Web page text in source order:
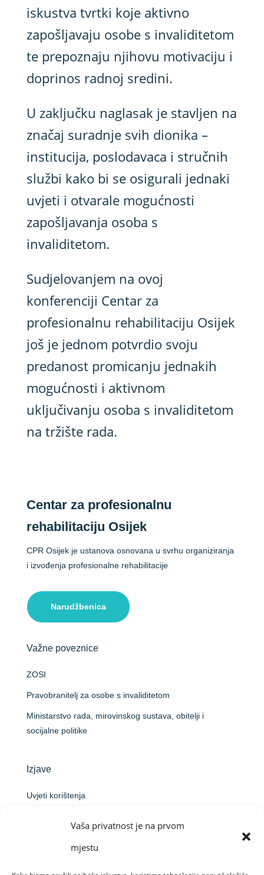
Vaša privatnost je na prvom
mjestu
iskustva tvrtki koje aktivno
zapošljavaju osobe s invaliditetom
te prepoznaju njihovu motivaciju i
doprinos radnoj sredini.
U zaključku naglasak je stavljen na
značaj suradnje svih dionika –
institucija, poslodavaca i stručnih
službi kako bi se osigurali jednaki
uvjeti i otvarale mogućnosti
zapošljavanja osoba s
invaliditetom.
Sudjelovanjem na ovoj
konferenciji Centar za
profesionalnu rehabilitaciju Osijek
još je jednom potvrdio svoju
predanost promicanju jednakih
mogućnosti i aktivnom
uključivanju osoba s invaliditetom
na tržište rada.
Centar za profesionalnu
rehabilitaciju Osijek
CPR Osijek je ustanova osnovana u svrhu organiziranja
i izvođenja profesionalne rehabilitacije
Narudžbenica
Važne poveznice
ZOSI
Pravobranitelj za osobe s invaliditetom
Ministarstvo rada, mirovinskog sustava, obitelji i
socijalne politike
Izjave
Uvjeti korištenja
prijave na natječaj